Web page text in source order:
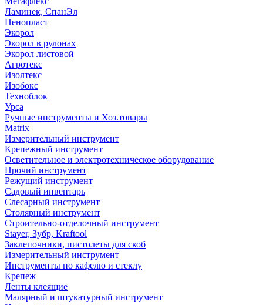
Ламинек, СпанЭл
Пенопласт
Экорол
Экорол в рулонах
Экорол листовой
Агротекс
Изолтекс
Изобокс
Техноблок
Урса
Ручные инструменты и Хоз.товары
Matrix
Измерительный инструмент
Крепежный инструмент
Осветительное и электротехническое оборудование
Прочий инструмент
Режущий инструмент
Садовый инвентарь
Слесарный инструмент
Столярный инструмент
Строительно-отделочный инструмент
Stayer, Зубр, Kraftool
Заклепочники, пистолеты для скоб
Измерительный инструмент
Инструменты по кафелю и стеклу
Крепеж
Ленты клеящие
Малярный и штукатурный инструмент